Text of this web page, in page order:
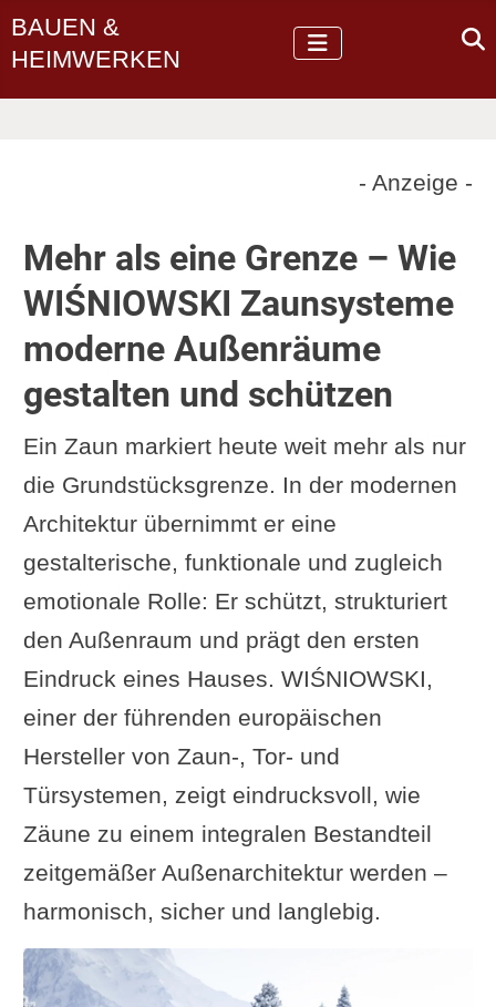
BAUEN &
HEIMWERKEN
- Anzeige -
Mehr als eine Grenze – Wie
WIŚNIOWSKI Zaunsysteme
moderne Außenräume
gestalten und schützen
Ein Zaun markiert heute weit mehr als nur
die Grundstücksgrenze. In der modernen
Architektur übernimmt er eine
gestalterische, funktionale und zugleich
emotionale Rolle: Er schützt, strukturiert
den Außenraum und prägt den ersten
Eindruck eines Hauses. WIŚNIOWSKI,
einer der führenden europäischen
Hersteller von Zaun-, Tor- und
Türsystemen, zeigt eindrucksvoll, wie
Zäune zu einem integralen Bestandteil
zeitgemäßer Außenarchitektur werden –
harmonisch, sicher und langlebig.